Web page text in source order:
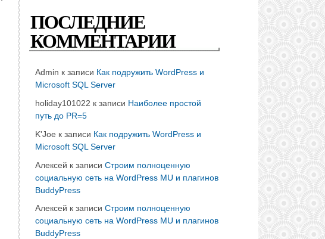
ПОСЛЕДНИЕ
КОММЕНТАРИИ
Admin к записи Как подружить WordPress и
Microsoft SQL Server
holiday101022 к записи Наиболее простой
путь до PR=5
K'Joe к записи Как подружить WordPress и
Microsoft SQL Server
Алексей к записи Строим полноценную
социальную сеть на WordPress MU и плагинов
BuddyPress
Алексей к записи Строим полноценную
социальную сеть на WordPress MU и плагинов
BuddyPress